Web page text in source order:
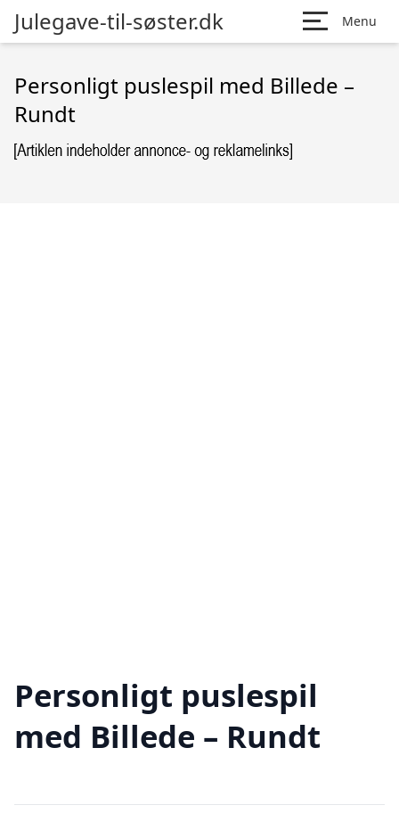
Julegave-til-søster.dk Menu
Personligt puslespil med Billede –
Rundt
Personligt puslespil
med Billede – Rundt